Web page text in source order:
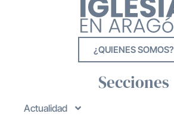
¿QUIENES SOMOS?
Secciones
Actualidad